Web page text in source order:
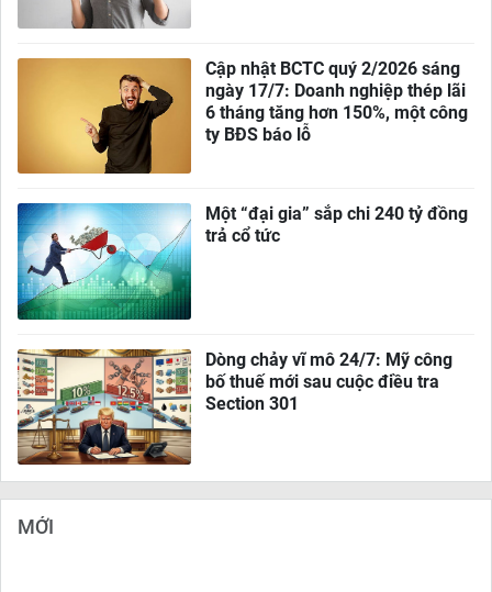
Cập nhật BCTC quý 2/2026 sáng
ngày 17/7: Doanh nghiệp thép lãi
6 tháng tăng hơn 150%, một công
ty BĐS báo lỗ
Một “đại gia” sắp chi 240 tỷ đồng
trả cổ tức
Dòng chảy vĩ mô 24/7: Mỹ công
bố thuế mới sau cuộc điều tra
Section 301
MỚI